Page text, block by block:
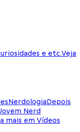
e etc.Veja
NerdologiaDepois
Nerd
mais em Vídeos